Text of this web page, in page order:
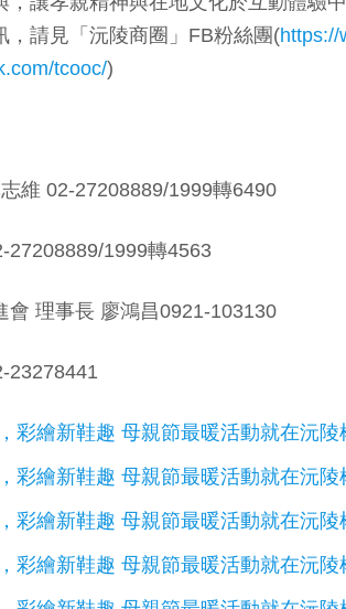
，請見「沅陵商圈」FB粉絲團(https://
tcooc/)
維 02-27208889/1999轉6490
27208889/1999轉4563
會 理事長 廖鴻昌0921-103130
23278441